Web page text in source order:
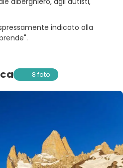
indicato alla
8 foto